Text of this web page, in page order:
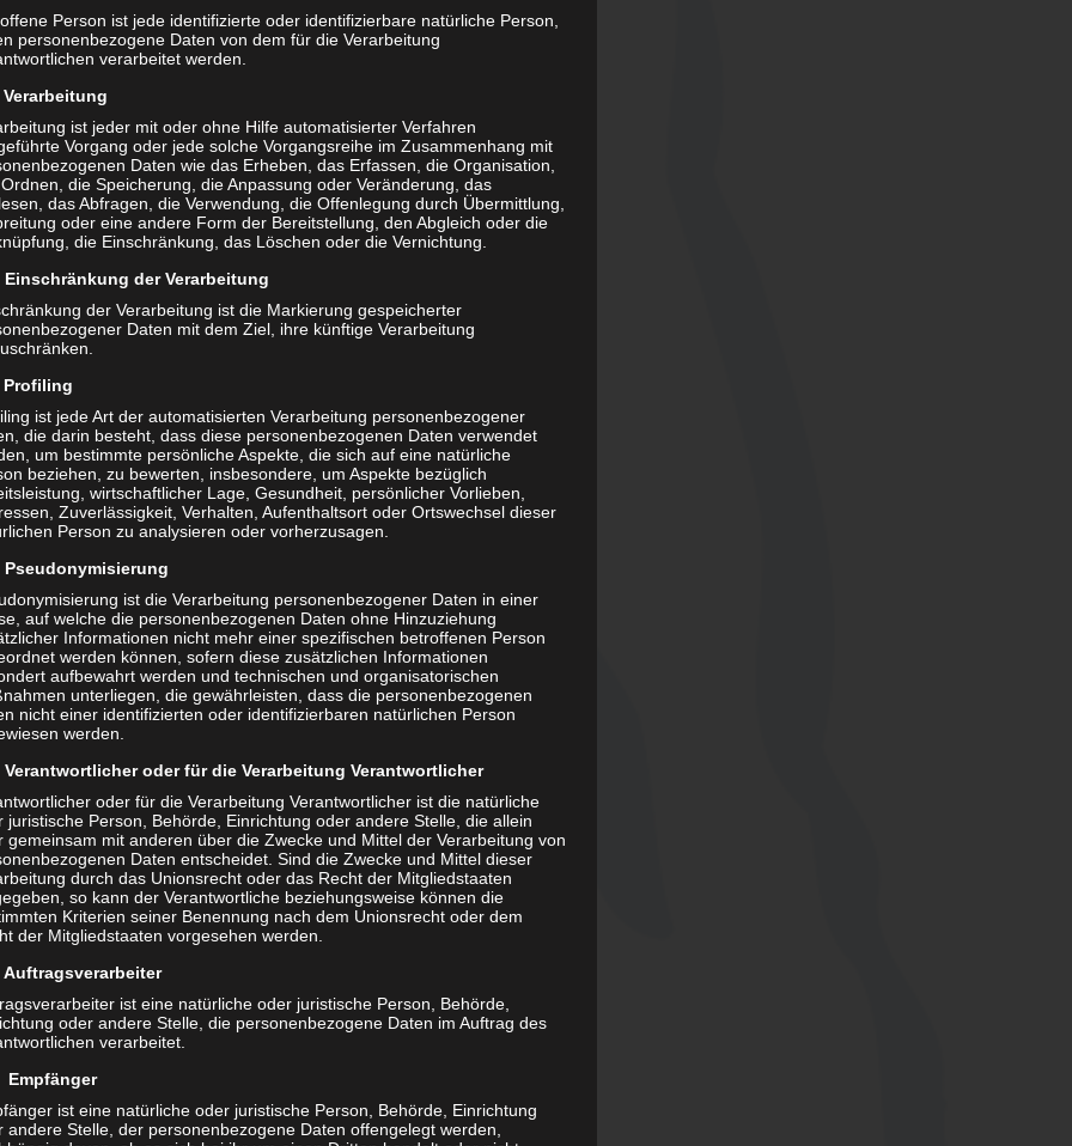
Spielemobil mit der vereinseigenen Hüpfburg anzumieten. Im
Unterlage und Gebläse und viele verschiedene Outdoor-Spiele
Person ist jede identifizierte oder identifizierbare natürliche Person,
personenbezogene Daten von dem für die Verarbeitung
verarbeitet werden.
ist jeder mit oder ohne Hilfe automatisierter Verfahren
Vorgang oder jede solche Vorgangsreihe im Zusammenhang mit
Daten wie das Erheben, das Erfassen, die Organisation,
die Speicherung, die Anpassung oder Veränderung, das
das Abfragen, die Verwendung, die Offenlegung durch Übermittlung,
oder eine andere Form der Bereitstellung, den Abgleich oder die
die Einschränkung, das Löschen oder die Vernichtung.
der Verarbeitung
der Verarbeitung ist die Markierung gespeicherter
Daten mit dem Ziel, ihre künftige Verarbeitung
ist jede Art der automatisierten Verarbeitung personenbezogener
die darin besteht, dass diese personenbezogenen Daten verwendet
um bestimmte persönliche Aspekte, die sich auf eine natürliche
beziehen, zu bewerten, insbesondere, um Aspekte bezüglich
wirtschaftlicher Lage, Gesundheit, persönlicher Vorlieben,
Zuverlässigkeit, Verhalten, Aufenthaltsort oder Ortswechsel dieser
Person zu analysieren oder vorherzusagen.
ist die Verarbeitung personenbezogener Daten in einer
auf welche die personenbezogenen Daten ohne Hinzuziehung
Informationen nicht mehr einer spezifischen betroffenen Person
werden können, sofern diese zusätzlichen Informationen
aufbewahrt werden und technischen und organisatorischen
unterliegen, die gewährleisten, dass die personenbezogenen
nicht einer identifizierten oder identifizierbaren natürlichen Person
werden.
oder für die Verarbeitung Verantwortlicher
oder für die Verarbeitung Verantwortlicher ist die natürliche
juristische Person, Behörde, Einrichtung oder andere Stelle, die allein
gemeinsam mit anderen über die Zwecke und Mittel der Verarbeitung von
Daten entscheidet. Sind die Zwecke und Mittel dieser
durch das Unionsrecht oder das Recht der Mitgliedstaaten
so kann der Verantwortliche beziehungsweise können die
Kriterien seiner Benennung nach dem Unionsrecht oder dem
der Mitgliedstaaten vorgesehen werden.
ist eine natürliche oder juristische Person, Behörde,
oder andere Stelle, die personenbezogene Daten im Auftrag des
verarbeitet.
ist eine natürliche oder juristische Person, Behörde, Einrichtung
andere Stelle, der personenbezogene Daten offengelegt werden,